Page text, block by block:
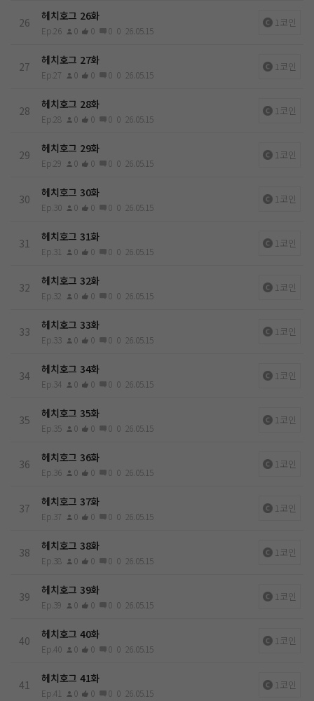
26 헤치호그 26화
Ep.26 0 0 0 0 26.05.15
1코인
27 헤치호그 27화
Ep.27 0 0 0 0 26.05.15
1코인
28 헤치호그 28화
Ep.28 0 0 0 0 26.05.15
1코인
29 헤치호그 29화
Ep.29 0 0 0 0 26.05.15
1코인
30 헤치호그 30화
Ep.30 0 0 0 0 26.05.15
1코인
31 헤치호그 31화
Ep.31 0 0 0 0 26.05.15
1코인
32 헤치호그 32화
Ep.32 0 0 0 0 26.05.15
1코인
33 헤치호그 33화
Ep.33 0 0 0 0 26.05.15
1코인
34 헤치호그 34화
Ep.34 0 0 0 0 26.05.15
1코인
35 헤치호그 35화
Ep.35 0 0 0 0 26.05.15
1코인
36 헤치호그 36화
Ep.36 0 0 0 0 26.05.15
1코인
37 헤치호그 37화
Ep.37 0 0 0 0 26.05.15
1코인
38 헤치호그 38화
Ep.38 0 0 0 0 26.05.15
1코인
39 헤치호그 39화
Ep.39 0 0 0 0 26.05.15
1코인
40 헤치호그 40화
Ep.40 0 0 0 0 26.05.15
1코인
41 헤치호그 41화
Ep.41 0 0 0 0 26.05.15
1코인